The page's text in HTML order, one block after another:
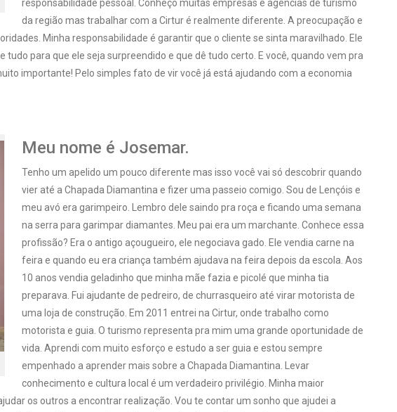
responsabilidade pessoal. Conheço muitas empresas e agências de turismo
da região mas trabalhar com a Cirtur é realmente diferente. A preocupação e
Minha responsabilidade é garantir que o cliente se sinta maravilhado. Ele
tudo para que ele seja surpreendido e que dê tudo certo. E você, quando vem pra
importante! Pelo simples fato de vir você já está ajudando com a economia
Meu nome é Josemar.
Tenho um apelido um pouco diferente mas isso você vai só descobrir quando
vier até a Chapada Diamantina e fizer uma passeio comigo. Sou de Lençóis e
meu avó era garimpeiro. Lembro dele saindo pra roça e ficando uma semana
na serra para garimpar diamantes. Meu pai era um marchante. Conhece essa
profissão? Era o antigo açougueiro, ele negociava gado. Ele vendia carne na
feira e quando eu era criança também ajudava na feira depois da escola. Aos
10 anos vendia geladinho que minha mãe fazia e picolé que minha tia
preparava. Fui ajudante de pedreiro, de churrasqueiro até virar motorista de
uma loja de construção. Em 2011 entrei na Cirtur, onde trabalho como
motorista e guia. O turismo representa pra mim uma grande oportunidade de
vida. Aprendi com muito esforço e estudo a ser guia e estou sempre
empenhado a aprender mais sobre a Chapada Diamantina. Levar
conhecimento e cultura local é um verdadeiro privilégio. Minha maior
os outros a encontrar realização. Vou te contar um sonho que ajudei a